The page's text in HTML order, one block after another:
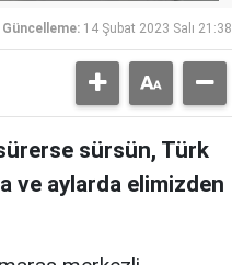
Güncelleme: 14 Şubat 2023 Salı 21:38
sürsün, Türk
ve aylarda elimizden